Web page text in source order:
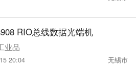
RIO总线数据光端机
业品
20:04 无锡市